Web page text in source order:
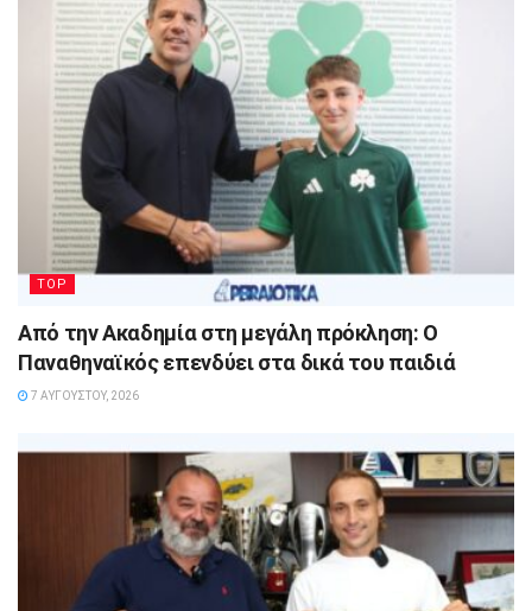
TOP
Από την Ακαδημία στη μεγάλη πρόκληση: Ο
Παναθηναϊκός επενδύει στα δικά του παιδιά
7 ΑΥΓΟΎΣΤΟΥ, 2026